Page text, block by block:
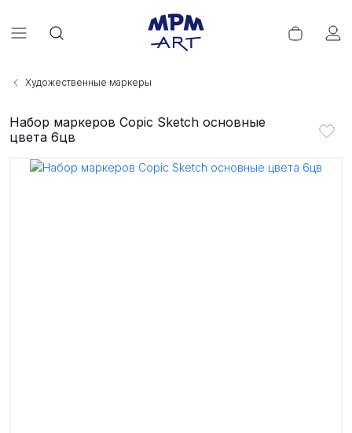
Художественные маркеры
Набор маркеров Copic Sketch основные
цвета 6цв